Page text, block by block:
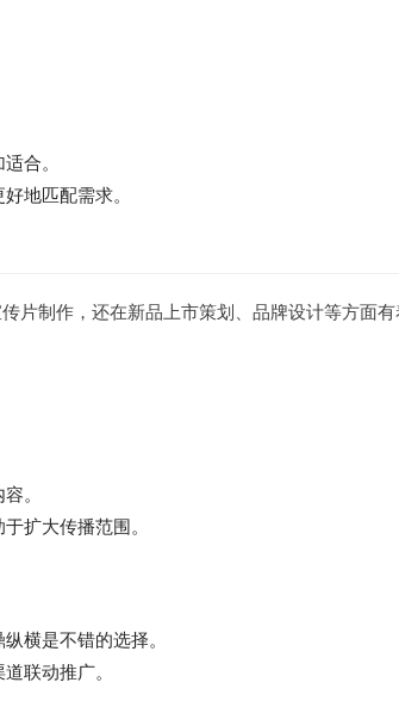
合。
地匹配需求。
片制作，还在新品上市策划、品牌设计等方面
。
扩大传播范围。
横是不错的选择。
联动推广。